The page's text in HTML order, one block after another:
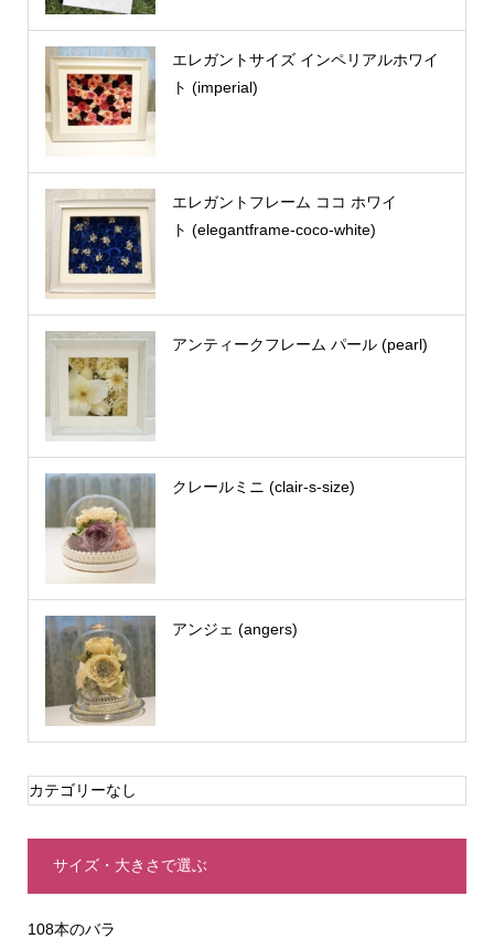
エレガントサイズ インペリアルホワイ
ト (imperial)
エレガントフレーム ココ ホワイ
ト (elegantframe-coco-white)
アンティークフレーム パール (pearl)
クレールミニ (clair-s-size)
アンジェ (angers)
カテゴリーなし
サイズ・大きさで選ぶ
108本のバラ